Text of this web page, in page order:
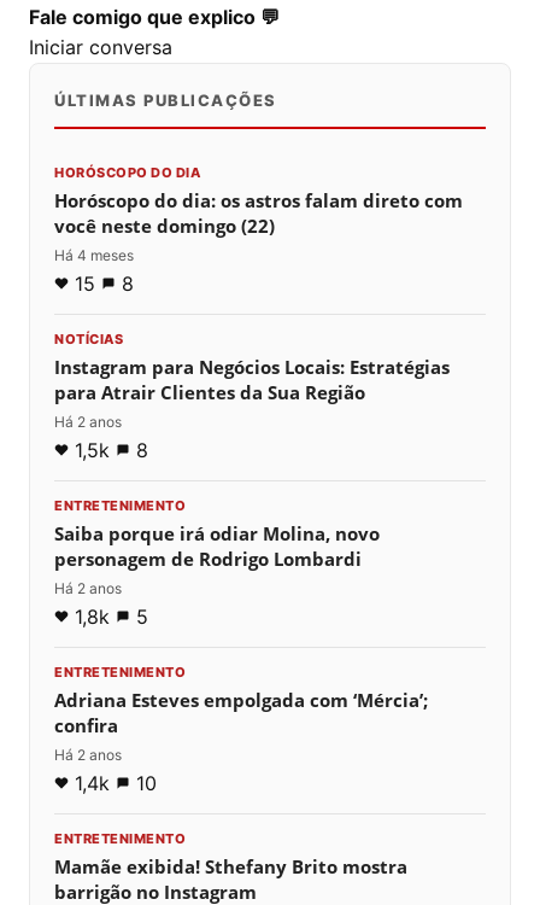
Fale comigo que explico 💬
Iniciar conversa
ÚLTIMAS PUBLICAÇÕES
HORÓSCOPO DO DIA
Horóscopo do dia: os astros falam direto com
você neste domingo (22)
Há 4 meses
15 8
NOTÍCIAS
Instagram para Negócios Locais: Estratégias
para Atrair Clientes da Sua Região
Há 2 anos
1,5k 8
ENTRETENIMENTO
Saiba porque irá odiar Molina, novo
personagem de Rodrigo Lombardi
Há 2 anos
1,8k 5
ENTRETENIMENTO
Adriana Esteves empolgada com ‘Mércia’;
confira
Há 2 anos
1,4k 10
ENTRETENIMENTO
Mamãe exibida! Sthefany Brito mostra
barrigão no Instagram